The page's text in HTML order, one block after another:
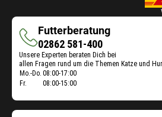
Futterberatung
Futterberatung
02862 581-400
Unsere Experten beraten Dich bei
allen Fragen rund um die Themen Katze und
Öffnungszeiten
Mo.-Do. 08:00-17:00
Fr.
08:00-15:00